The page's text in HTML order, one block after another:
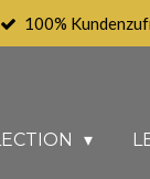
100%